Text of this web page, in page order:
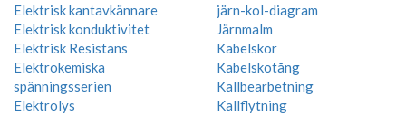
Elektrisk kantavkännare
Elektrisk konduktivitet
Elektrisk Resistans
Elektrokemiska
spänningsserien
Elektrolys
järn-kol-diagram
Järnmalm
Kabelskor
Kabelskotång
Kallbearbetning
Kallflytning